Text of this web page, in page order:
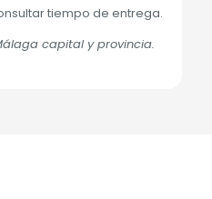
tiempo de entrega.
capital y provincia.